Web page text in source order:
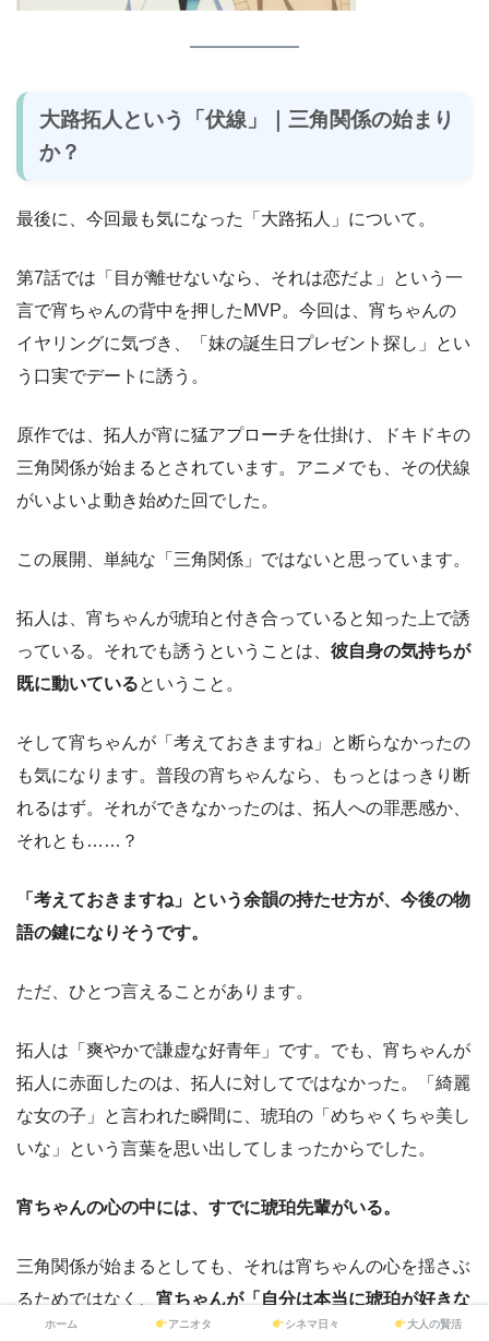
大路拓人という「伏線」｜三角関係の始まり
か？
最後に、今回最も気になった「大路拓人」について。
第7話では「目が離せないなら、それは恋だよ」という一
言で宵ちゃんの背中を押したMVP。今回は、宵ちゃんの
イヤリングに気づき、「妹の誕生日プレゼント探し」とい
う口実でデートに誘う。
原作では、拓人が宵に猛アプローチを仕掛け、ドキドキの
三角関係が始まるとされています。アニメでも、その伏線
がいよいよ動き始めた回でした。
この展開、単純な「三角関係」ではないと思っています。
拓人は、宵ちゃんが琥珀と付き合っていると知った上で誘
っている。それでも誘うということは、 彼自身の気持ちが
既に動いているということ。
そして宵ちゃんが「考えておきますね」と断らなかったの
も気になります。普段の宵ちゃんなら、もっとはっきり断
れるはず。それができなかったのは、拓人への罪悪感か、
それとも……？
「考えておきますね」という余韻の持たせ方が、今後の物
語の鍵になりそうです。
ただ、ひとつ言えることがあります。
拓人は「爽やかで謙虚な好青年」です。でも、宵ちゃんが
拓人に赤面したのは、拓人に対してではなかった。「綺麗
な女の子」と言われた瞬間に、琥珀の「めちゃくちゃ美し
いな」という言葉を思い出してしまったからでした。
宵ちゃんの心の中には、すでに琥珀先輩がいる。
三角関係が始まるとしても、それは宵ちゃんの心を揺さぶ
るためではなく、 宵ちゃんが「自分は本当に琥珀が好きな
んだ」と確信するための物語
になるのではないでしょう
ホーム アニオタ シネマ日々 大人の賢活